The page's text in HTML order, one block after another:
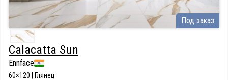
Под заказ
Calacatta Sun
Ennface
60×120 | Глянец